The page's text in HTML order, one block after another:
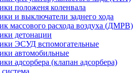
положеня коленвала
и выключатели заднего хода
массового расхода воздуха (ДМРВ)
детонации
ЭСУД вспомогательные
автомобильные
адсорбера (клапан адсорбера)